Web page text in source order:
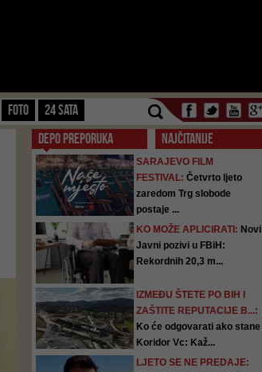
FOTO 24 SATA
DEPO PREPORUKA NAJČITANIJE
SARAJEVO FILM
FESTIVAL: Četvrto ljeto
zaredom Trg slobode
postaje ...
KO MOŽE APLICIRATI: Novi
Javni pozivi u FBiH:
Rekordnih 20,3 m...
IZMEĐU ŠTETE PO BIH I
ZAŠTITE REPUTACIJE B...:
Ko će odgovarati ako stane
Koridor Vc: Kaž...
LJETO SE NE PREDAJE: